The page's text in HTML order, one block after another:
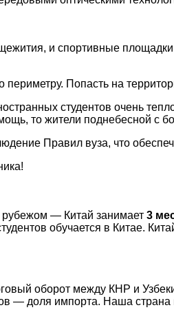
и спортивные
Попасть на
студентов очень
то жители поднебесной
Правил вуза, что
рубежом — Китай занимает 3
обучается в Китае.
оборот между КНР и
доля импорта. Наша страна